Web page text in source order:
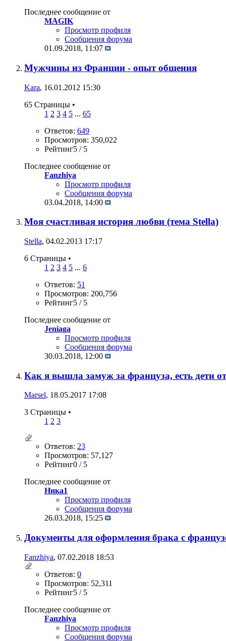
Последнее сообщение от
MAGIK
Просмотр профиля
Сообщения форума
01.09.2018, 11:07
Мужчины из Франции - опыт общения
Kara, 16.01.2012 15:30
65 Страницы •
1 2 3 4 5 ... 65
Ответов: 649
Просмотров: 350,022
Рейтинг5 / 5
Последнее сообщение от
Fanzhiya
Просмотр профиля
Сообщения форума
03.04.2018, 14:00
Моя счастливая история любви (тема Stella)
Stella, 04.02.2013 17:17
6 Страницы •
1 2 3 4 5 ... 6
Ответов: 51
Просмотров: 200,756
Рейтинг5 / 5
Последнее сообщение от
Jeniaga
Просмотр профиля
Сообщения форума
30.03.2018, 12:00
Как я вышла замуж за француза, есть дети
Marsel, 18.05.2017 17:08
3 Страницы •
1 2 3
Ответов: 23
Просмотров: 57,127
Рейтинг0 / 5
Последнее сообщение от
Ника1
Просмотр профиля
Сообщения форума
26.03.2018, 15:25
Документы для оформления брака с
Fanzhiya, 07.02.2018 18:53
Ответов: 0
Просмотров: 52,311
Рейтинг5 / 5
Последнее сообщение от
Fanzhiya
Просмотр профиля
Сообщения форума